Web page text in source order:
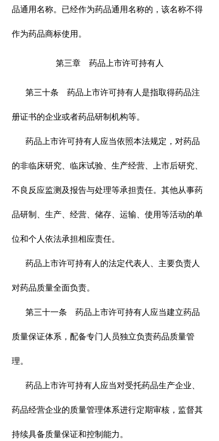
品通用名称。已经作为药品通用名称的，该名称不得
作为药品商标使用。
第三章 药品上市许可持有人
第三十条 药品上市许可持有人是指取得药品注
册证书的企业或者药品研制机构等。
药品上市许可持有人应当依照本法规定，对药品
的非临床研究、临床试验、生产经营、上市后研究、
不良反应监测及报告与处理等承担责任。其他从事药
品研制、生产、经营、储存、运输、使用等活动的单
位和个人依法承担相应责任。
药品上市许可持有人的法定代表人、主要负责人
对药品质量全面负责。
第三十一条 药品上市许可持有人应当建立药品
质量保证体系，配备专门人员独立负责药品质量管
理。
药品上市许可持有人应当对受托药品生产企业、
药品经营企业的质量管理体系进行定期审核，监督其
持续具备质量保证和控制能力。